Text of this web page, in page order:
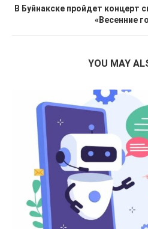
В Буйнакске пройдет концерт
«Весенние
YOU MAY